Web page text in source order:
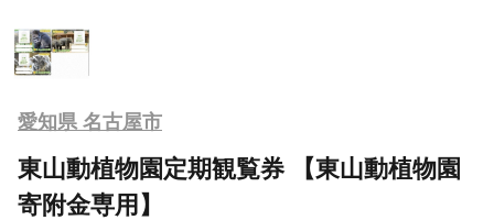
愛知県 名古屋市
東山動植物園定期観覧券 【東山動植物園
寄附金専用】